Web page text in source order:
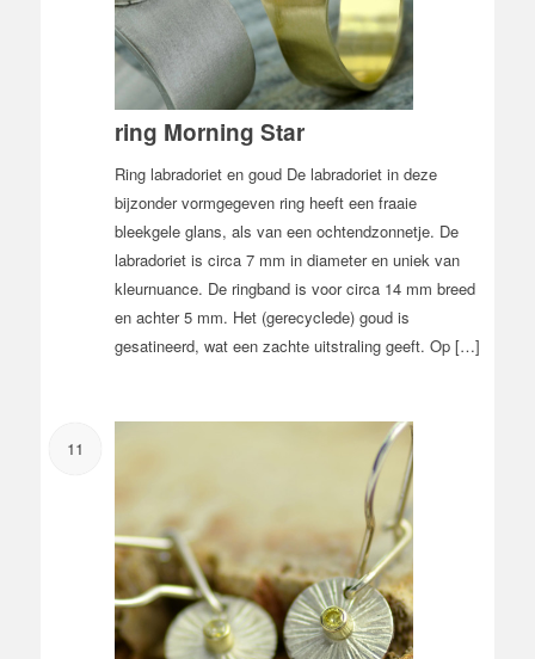
ring Morning Star
Ring labradoriet en goud De labradoriet in deze
bijzonder vormgegeven ring heeft een fraaie
bleekgele glans, als van een ochtendzonnetje. De
labradoriet is circa 7 mm in diameter en uniek van
kleurnuance. De ringband is voor circa 14 mm breed
en achter 5 mm. Het (gerecyclede) goud is
gesatineerd, wat een zachte uitstraling geeft. Op […]
11